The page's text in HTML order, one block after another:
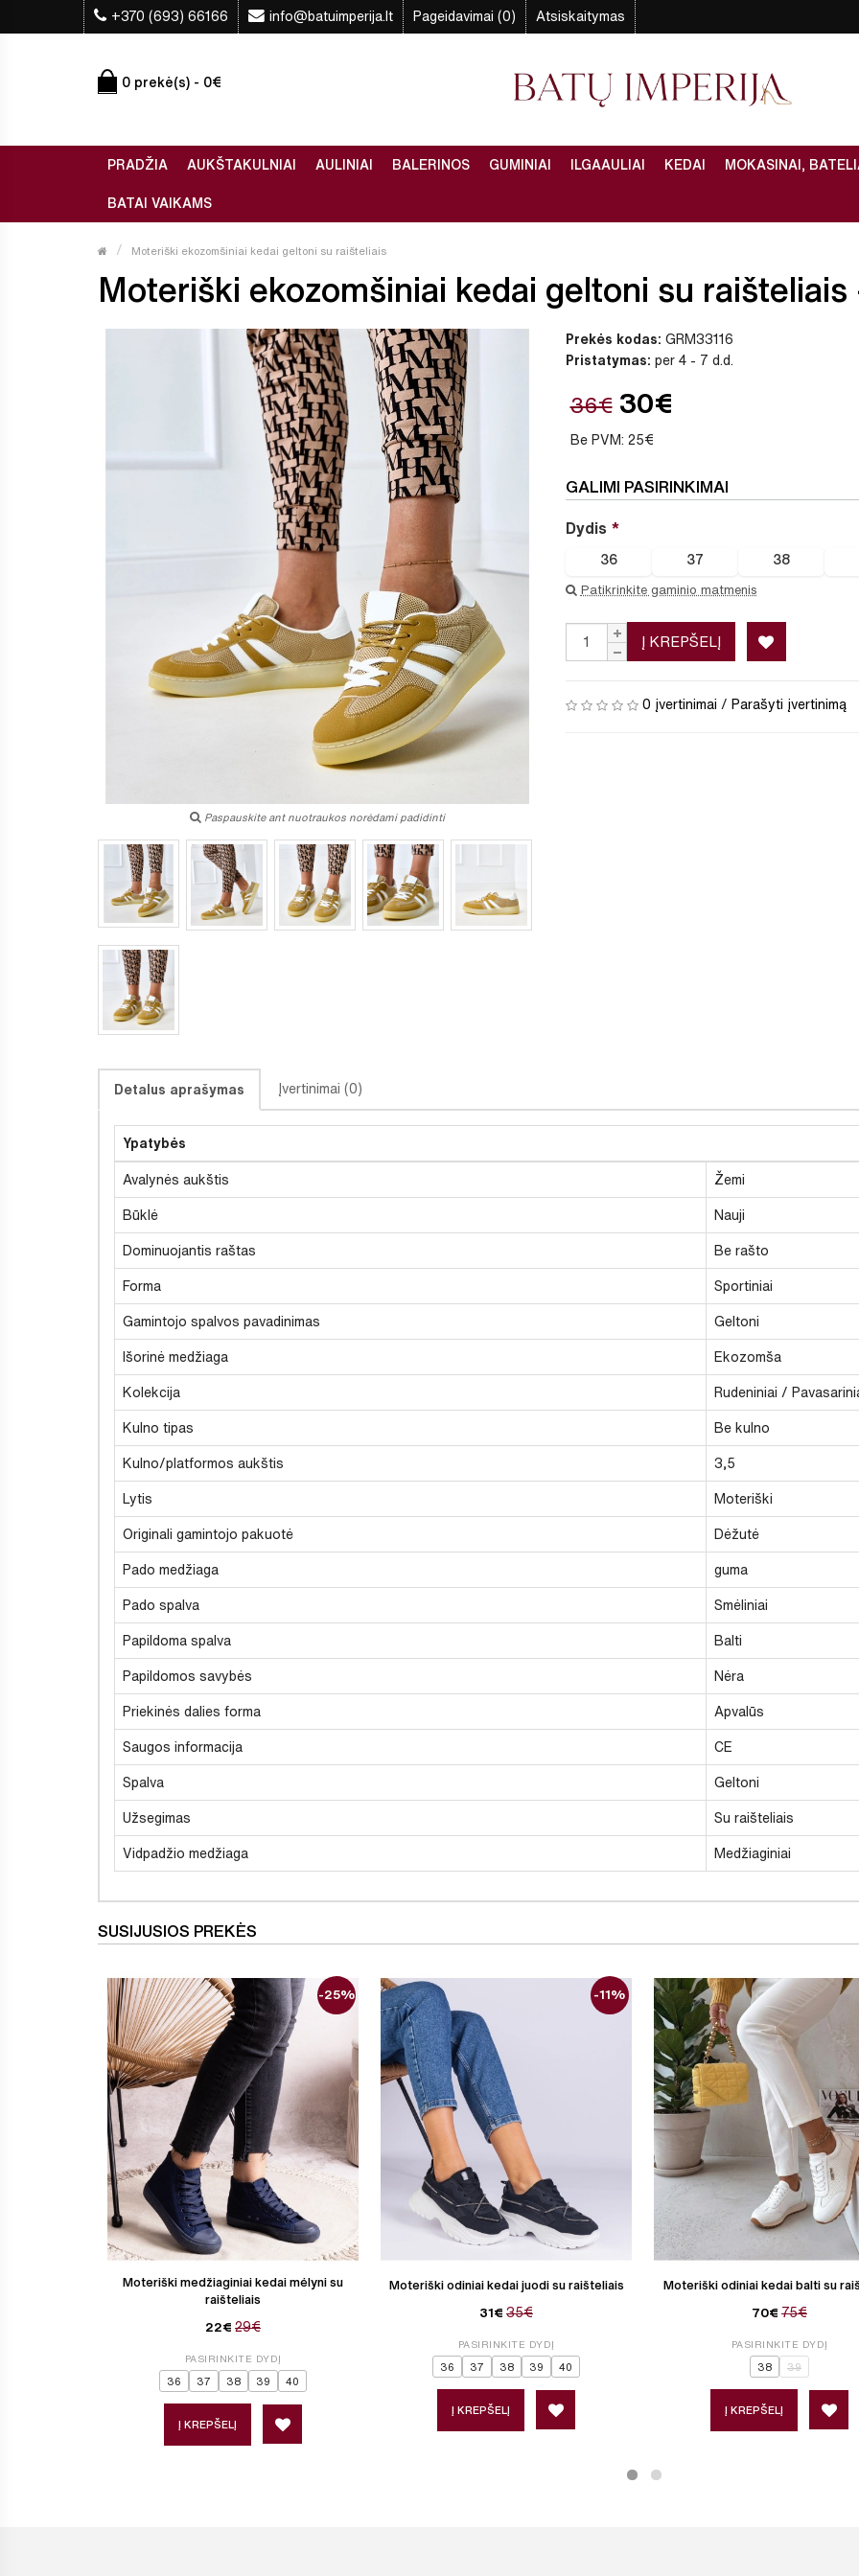
+370 (693) 66166 info@batuimperija.lt Pageidavimai (0) Atsiskaitymas
0 prekė(s) - 0€
PRADŽIA AUKŠTAKULNIAI AULINIAI BALERINOS GUMINIAI ILGAAULIAI KEDAI MOKASINAI,
BATAI VAIKAMS
Moteriški ekozomšiniai kedai geltoni su raišteliais
Moteriški ekozomšiniai kedai geltoni su
Paspauskite ant nuotraukos norėdami padidinti
Prekės kodas: GRM33116
Pristatymas: per 4 - 7 d.d.
36€ 30€
Be PVM: 25€
GALIMI PASIRINKIMAI
Dydis
36 37 38
Patikrinkite gaminio matmenis
Į KREPŠELĮ
0 įvertinimai / Parašyti įvertinimą
Detalus aprašymas Įvertinimai (0)
Ypatybės
Avalynės aukštis Žemi
Būklė Nauji
Dominuojantis raštas Be rašto
Forma Sportiniai
Gamintojo spalvos pavadinimas Geltoni
Išorinė medžiaga Ekozomša
Kolekcija Rudeniniai /
Kulno tipas Be kulno
Kulno/platformos aukštis 3,5
Lytis Moteriški
Originali gamintojo pakuotė Dėžutė
Pado medžiaga guma
Pado spalva Smėliniai
Papildoma spalva Balti
Papildomos savybės Nėra
Priekinės dalies forma Apvalūs
Saugos informacija CE
Spalva Geltoni
Užsegimas Su raišteliais
Vidpadžio medžiaga Medžiaginiai
SUSIJUSIOS PREKĖS
Moteriški medžiaginiai kedai mėlyni su
raišteliais
22€ 29€
-25%
PASIRINKITE DYDĮ
36 37 38 39 40
Į KREPŠELĮ
Moteriški odiniai kedai juodi su raišteliais
31€ 35€
-11%
PASIRINKITE DYDĮ
36 37 38 39 40
Į KREPŠELĮ
Moteriški odiniai kedai balti su
70€ 75€
PASIRINKITE DYDĮ
38 39
Į KREPŠELĮ